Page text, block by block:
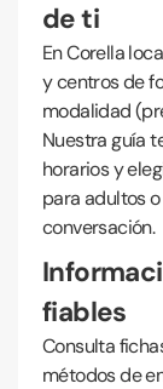
de ti
En Corella
y centros de
modalidad
Nuestra guía
horarios y
para adultos
conversación.
fiables
Consulta
métodos de